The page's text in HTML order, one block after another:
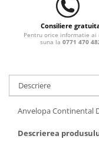
Consiliere
Pentru orice informatie ai
suna la 0771 470
Descriere
Anvelopa Continental
Descrierea